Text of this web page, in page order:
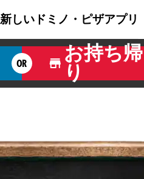
新しいドミノ・ピザアプリ
OR
お持ち帰
り